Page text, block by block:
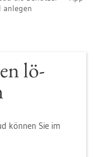
an­le­gen
lö­
kön­nen Sie im